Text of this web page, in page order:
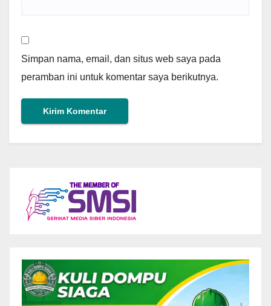
Simpan nama, email, dan situs web saya pada
peramban ini untuk komentar saya berikutnya.